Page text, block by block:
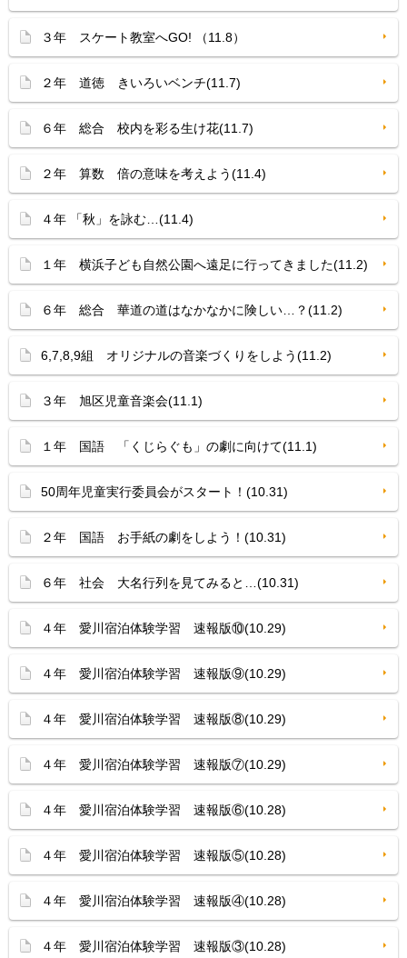
３年 スケート教室へGO! （11.8）
２年 道徳 きいろいベンチ(11.7)
６年 総合 校内を彩る生け花(11.7)
２年 算数 倍の意味を考えよう(11.4)
４年 「秋」を詠む…(11.4)
１年 横浜子ども自然公園へ遠足に行ってきました(11.2)
６年 総合 華道の道はなかなかに険しい…？(11.2)
6,7,8,9組 オリジナルの音楽づくりをしよう(11.2)
３年 旭区児童音楽会(11.1)
１年 国語 「くじらぐも」の劇に向けて(11.1)
50周年児童実行委員会がスタート！(10.31)
２年 国語 お手紙の劇をしよう！(10.31)
６年 社会 大名行列を見てみると…(10.31)
４年 愛川宿泊体験学習 速報版⑩(10.29)
４年 愛川宿泊体験学習 速報版⑨(10.29)
４年 愛川宿泊体験学習 速報版⑧(10.29)
４年 愛川宿泊体験学習 速報版⑦(10.29)
４年 愛川宿泊体験学習 速報版⑥(10.28)
４年 愛川宿泊体験学習 速報版⑤(10.28)
４年 愛川宿泊体験学習 速報版④(10.28)
４年 愛川宿泊体験学習 速報版③(10.28)